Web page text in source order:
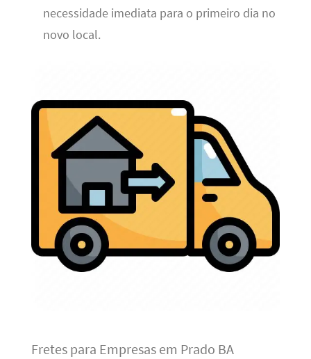
necessidade imediata para o primeiro dia no
novo local.
Fretes para Empresas em Prado BA